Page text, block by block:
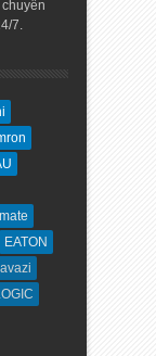
7.
EATON